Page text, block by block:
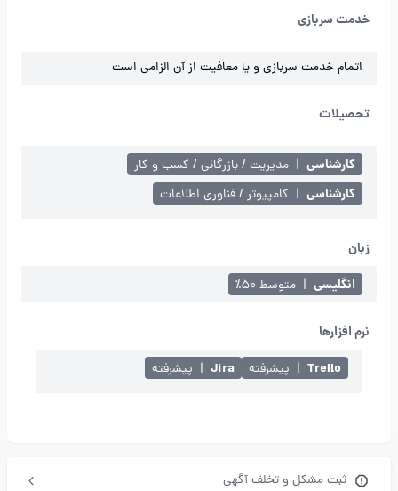
خدمت سربازی
اتمام خدمت سربازی و یا معافیت از آن الزامی است
تحصیلات
کارشناسی | مدیریت / بازرگانی / کسب و کار
کارشناسی | کامپیوتر / فناوری اطلاعات
زبان
انگلیسی | متوسط ۵۰٪
نرم افزارها
Trello
| پیشرفته Jira
| پیشرفته
ثبت مشکل و تخلف آگهی